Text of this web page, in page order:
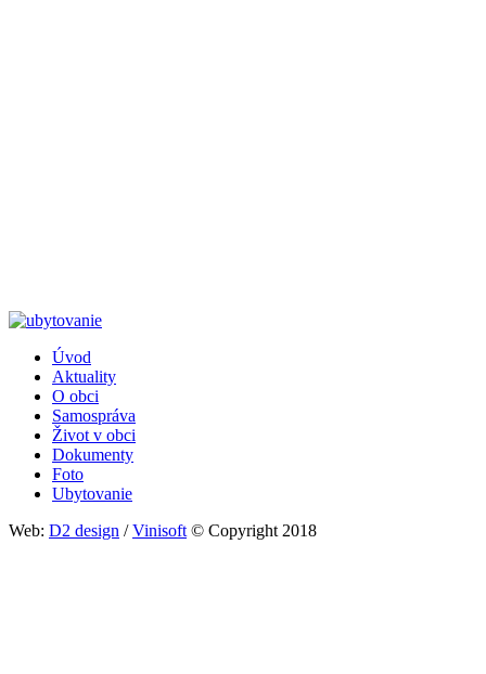
Päta
Úvod
Aktuality
O obci
Samospráva
Život v obci
Dokumenty
Foto
Ubytovanie
Web: D2 design /Vinisoft © Copyright 2018